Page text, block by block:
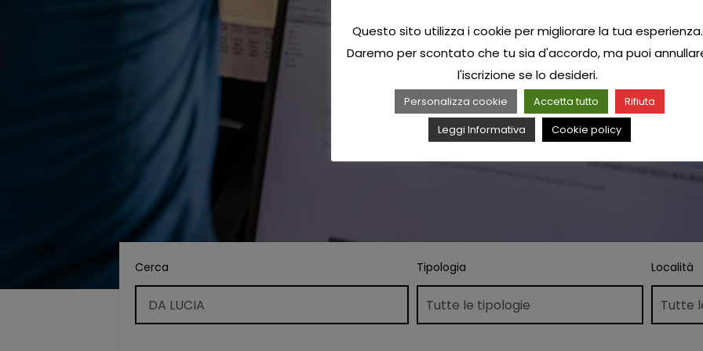
Cerca Tipologia Località
Questo sito utilizza i cookie per migliorare la tua esperienza.
Daremo per scontato che tu sia d'accordo, ma puoi
l'iscrizione se lo desideri.
Personalizza cookie Accetta tutto
Rifiuta
Leggi Informativa
Cookie policy